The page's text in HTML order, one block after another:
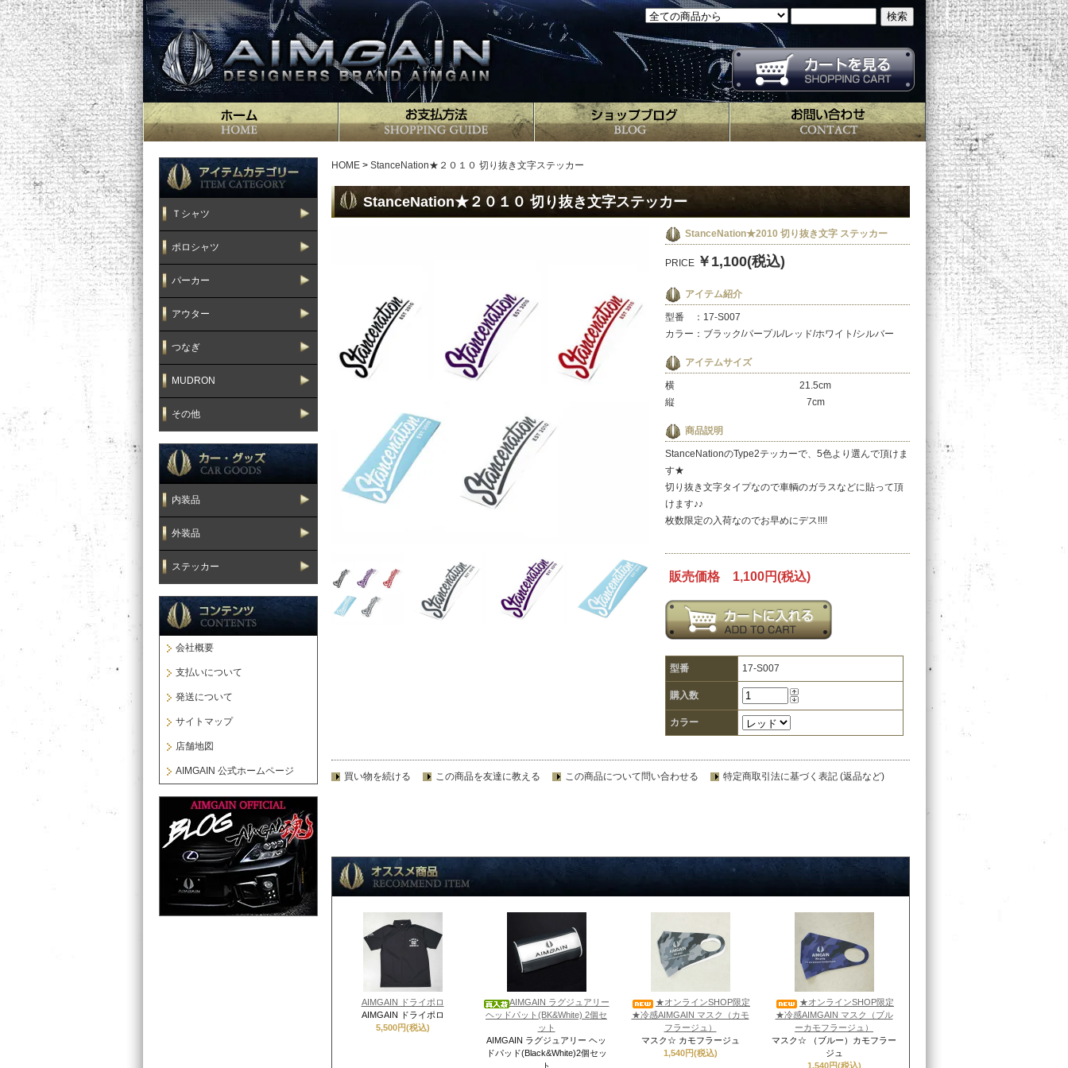
Ｔシャツ
ポロシャツ
パーカー
アウター
つなぎ
MUDRON
その他
内装品
外装品
ステッカー
会社概要
支払いについて
発送について
サイトマップ
店舗地図
AIMGAIN 公式ホームページ
HOME> StanceNation★２０１０ 切り抜き文字ステッカー
StanceNation★２０１０ 切り抜き文字ステッカー
StanceNation★2010 切り抜き文字 ステッカー
PRICE ￥1,100(税込)
アイテム紹介
型番 ：17-S007
カラー：ブラック/パープル/レッド/ホワイト/シルバー
アイテムサイズ
横
21.5cm
縦
7cm
商品説明
StanceNationのType2テッカーで、5色より選んで頂けま
す★
切り抜き文字タイプなので車輌のガラスなどに貼って頂
けます♪♪
枚数限定の入荷なのでお早めにデス!!!!
販売価格 1,100円(税込)
型番 17-S007
購入数
カラー
買い物を続ける この商品を友達に教える この商品について問い合わせる 特定商取引法に基づく表記 (返品など)
AIMGAIN ドライポロ
AIMGAIN ドライポロ
5,500円(税込)
AIMGAIN ラグジュアリー
ヘッドパット(BK&White) 2個セ
ット
AIMGAIN ラグジュアリー ヘッ
ドパッド(Black&White)2個セッ
ト
★オンラインSHOP限定
★冷感AIMGAIN マスク（カモ
フラージュ）
マスク☆ カモフラージュ
1,540円(税込)
★オンラインSHOP限定
★冷感AIMGAIN マスク（ブル
ーカモフラージュ）
マスク☆ （ブルー）カモフラー
ジュ
1,540円(税込)